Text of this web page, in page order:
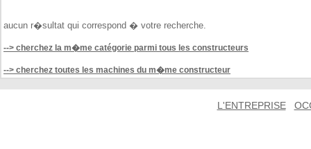
aucun r�sultat qui correspond � votre recherche.
--> cherchez la m�me catégorie parmi tous les constructeurs
--> cherchez toutes les machines du m�me constructeur
L'ENTREPRISE